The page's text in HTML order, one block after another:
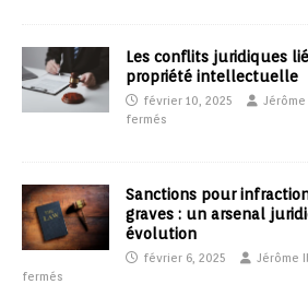
Les conflits juridiques
propriété intellectuelle
février 10, 2025
fermés
Sanctions pour
graves : un arsenal
évolution
février 6, 2025 Jérôme
fermés